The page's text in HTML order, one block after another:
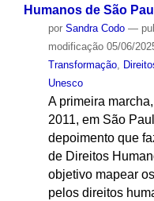
Humanos de São
por Sandra Codo —
modificação05/06/
Transformação,
Unesco
A primeira
2011, em São
depoimento que
de Direitos
objetivo mapear
pelos direitos